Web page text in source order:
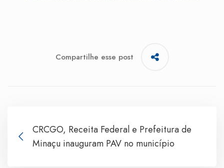
Compartilhe esse post
CRCGO, Receita Federal e Prefeitura de
Minaçu inauguram PAV no município